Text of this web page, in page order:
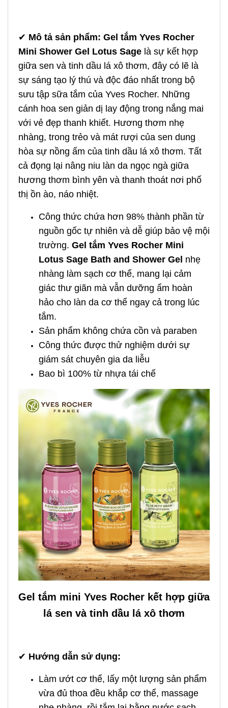
✔ Mô tả sản phẩm: Gel tắm Yves Rocher
Mini Shower Gel Lotus Sage là sự kết hợp
giữa sen và tinh dầu lá xô thơm, đây có lẽ là
sự sáng tạo lý thú và độc đáo nhất trong bộ
sưu tập sữa tắm của Yves Rocher. Những
cánh hoa sen giản dị lay động trong nắng mai
với vẻ đẹp thanh khiết. Hương thơm nhẹ
nhàng, trong trẻo và mát rượi của sen dung
hòa sự nồng ấm của tinh dầu lá xô thơm. Tất
cả đọng lại nâng niu làn da ngọc ngà giữa
hương thơm bình yên và thanh thoát nơi phố
thị ồn ào, náo nhiệt.
Công thức chứa hơn 98% thành phần từ
nguồn gốc tự nhiên và dễ giúp bảo vệ mội
trường. Gel tắm Yves Rocher Mini
Lotus Sage Bath and Shower Gel nhẹ
nhàng làm sạch cơ thể, mang lại cảm
giác thư giãn mà vẫn dưỡng ẩm hoàn
hảo cho làn da cơ thể ngay cả trong lúc
tắm.
Sản phẩm không chứa cồn và paraben
Công thức được thử nghiệm dưới sự
giám sát chuyên gia da liễu
Bao bì 100% từ nhựa tái chế
Gel tắm mini Yves Rocher kết hợp giữa
lá sen và tinh dầu lá xô thơm
✔ Hướng dẫn sử dụng:
Làm ướt cơ thể, lấy một lượng sản phẩm
vừa đủ thoa đều khắp cơ thể, massage